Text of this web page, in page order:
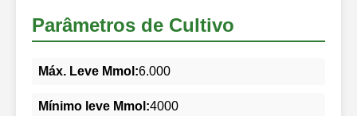
Parâmetros de Cultivo
Máx. Leve Mmol:6.000
Mínimo leve Mmol:4000